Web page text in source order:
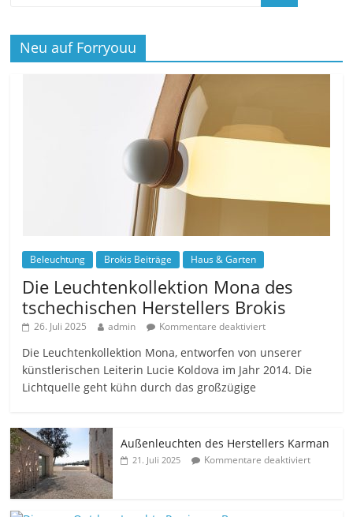
Neu auf Forryouu
Beleuchtung Brokis Beiträge Haus & Garten
Die Leuchtenkollektion Mona des
tschechischen Herstellers Brokis
26. Juli 2025 admin Kommentare deaktiviert
Die Leuchtenkollektion Mona, entworfen von unserer
künstlerischen Leiterin Lucie Koldova im Jahr 2014. Die
Lichtquelle geht kühn durch das großzügige
Außenleuchten des Herstellers Karman
21. Juli 2025 Kommentare deaktiviert